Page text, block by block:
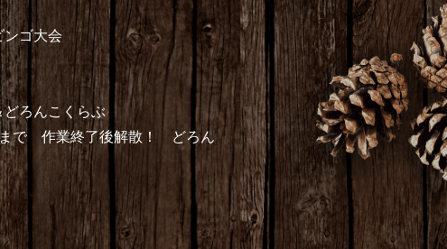
ンゴ大会
ろんこくらぶ
で 作業終了後解散！ どろん